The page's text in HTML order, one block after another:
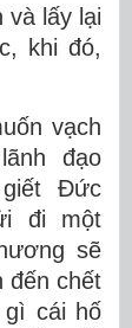
và lấy lại
khi đó,
vạch
đạo
Đức
đi một
sẽ
đến chết
gì cái hố